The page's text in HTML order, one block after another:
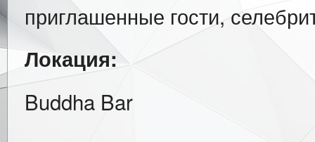
приглашенные гости,
Локация:
Buddha Bar